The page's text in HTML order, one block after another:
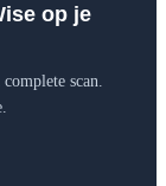
op je
scan.